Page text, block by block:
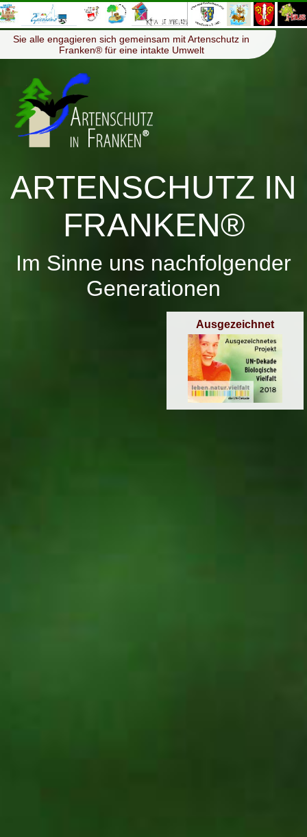
Menü ≡
Sie alle engagieren sich gemeinsam mit Artenschutz in
Franken® für eine intakte Umwelt
ARTENSCHUTZ IN
FRANKEN®
Im Sinne uns nachfolgender
Generationen
Ausgezeichnet